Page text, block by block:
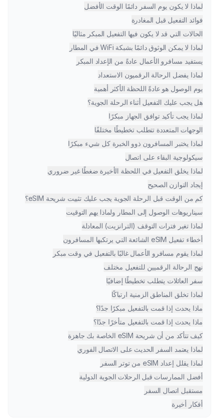
لماذا لا يكون يوم السفر دائمًا الوقت الأفضل
فوائد التفعيل قبل المغادرة
الحالات التي قد لا يكون فيها التفعيل المبكر مثاليًا
لماذا لا يمكن الوثوق دائمًا بشبكة WiFi في المطار
يستفيد مسافرو الأعمال عادةً من الإعداد المبكر
لماذا يفضل الرحالة الرقميون الاستعداد
يوم الوصول هو عادةً اللحظة الأكثر أهمية
هل يجب عليك التفعيل أثناء الرحلة الجوية؟
لماذا يجب تأكيد توافق الجهاز مبكرًا
الوجهات المتعددة تتطلب تخطيطًا مختلفًا
لماذا يختبر المسافرون ذوو الخبرة كل شيء مبكرًا
سيكولوجية البقاء على اتصال
لماذا يخلق التفعيل في اللحظة الأخيرة ضغطًا غير ضروري
إيجاد التوازن الصحيح
كم من الوقت قبل الرحلة الجوية يجب عليك تثبيت شريحة eSIM؟
سيناريوهات الوصول إلى المطار ولماذا يهم التوقيت
لماذا تغير فترات التوقف (الترانزيت) المعادلة
أخطاء تفعيل eSIM الشائعة التي يرتكبها المسافرون
لماذا يقوم مسافرو الأعمال غالبًا بالتفعيل في وقت مبكر
نهج الرحالة الرقميين للتفعيل مختلف
سفر العائلات يتطلب تخطيطًا إضافيًا
لماذا تخلق المناطق الزمنية ارتباكًا
ماذا يحدث إذا قمت بالتفعيل مبكرًا جدًا؟
ماذا يحدث إذا قمت بالتفعيل متأخرًا جدًا؟
كيف تتأكد من أن شريحة eSIM الخاصة بك جاهزة
لماذا يعتمد السفر الحديث على الاتصال الفوري
لماذا يقلل إعداد eSIM من توتر السفر
أفضل الممارسات قبل الرحلات الجوية الدولية
مستقبل اتصال السفر
أفكار أخيرة